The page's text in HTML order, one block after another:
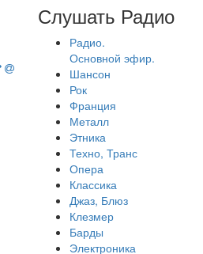
Слушать Радио
Радио.
Основной эфир.
Шансон
Рок
Франция
Металл
Этника
Техно, Транс
Опера
Классика
Джаз, Блюз
Клезмер
Барды
Электроника